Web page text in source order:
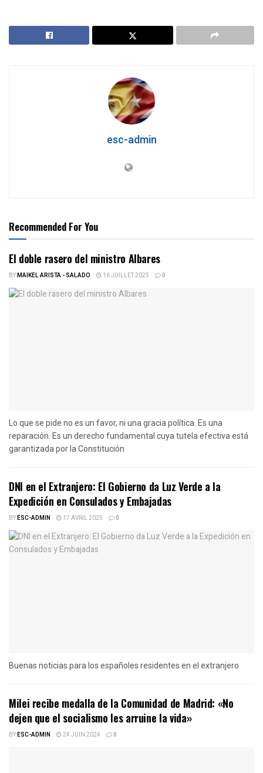
esc-admin
Recommended For You
El doble rasero del ministro Albares
BYMAIKEL ARISTA - SALADO 16 JUILLET 2025 0
Lo que se pide no es un favor, ni una gracia política. Es una
reparación. Es un derecho fundamental cuya tutela efectiva está
garantizada por la Constitución
DNI en el Extranjero: El Gobierno da Luz Verde a la
Expedición en Consulados y Embajadas
BYESC-ADMIN 17 AVRIL 2025 0
Buenas noticias para los españoles residentes en el extranjero
Milei recibe medalla de la Comunidad de Madrid: «No
dejen que el socialismo les arruine la vida»
BYESC-ADMIN 24 JUIN 2024 0